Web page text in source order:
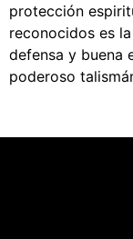
protección
reconocidos es
defensa y buena
poderoso